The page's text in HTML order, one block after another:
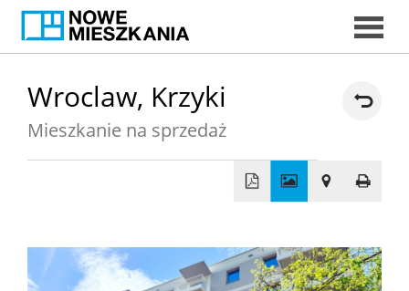
Wroclaw, Krzyki
Mieszkanie na sprzedaż
−